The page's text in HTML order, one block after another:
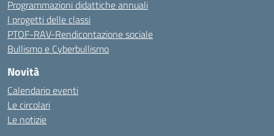
Programmazioni didattiche annuali
I progetti delle classi
PTOF-RAV-Rendicontazione sociale
Bullismo e Cyberbullismo
Novità
Calendario eventi
Le circolari
Le notizie